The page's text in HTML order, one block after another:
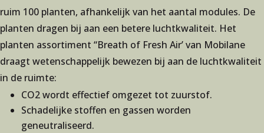
ruim 100 planten, afhankelijk van het aantal modules. De
planten dragen bij aan een betere luchtkwaliteit. Het
planten assortiment “Breath of Fresh Air’ van Mobilane
draagt wetenschappelijk bewezen bij aan de luchtkwaliteit
in de ruimte:
CO2 wordt effectief omgezet tot zuurstof.
Schadelijke stoffen en gassen worden
geneutraliseerd.